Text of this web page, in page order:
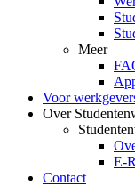
Meer
Voor
Over
E-
Contact